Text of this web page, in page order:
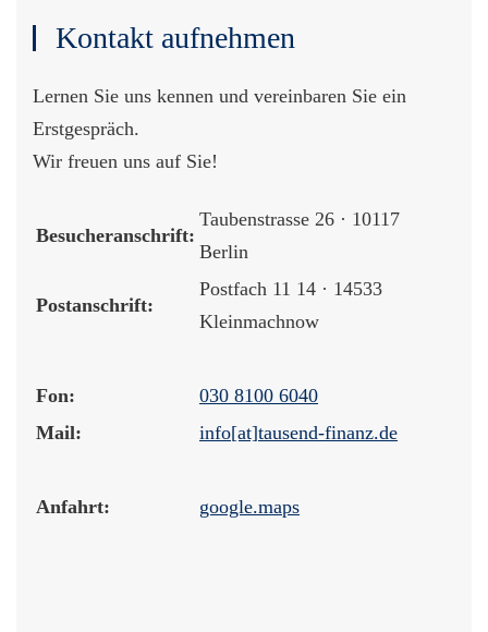
Kontakt aufnehmen
Lernen Sie uns kennen und vereinbaren Sie ein
Erstgespräch.
Wir freuen uns auf Sie!
Besucheranschrift:
Taubenstrasse 26 · 10117
Berlin
Postanschrift:
Postfach 11 14 · 14533
Kleinmachnow
Fon:
030 8100 6040
Mail:
info[at]tausend-finanz.de
Anfahrt: google.maps